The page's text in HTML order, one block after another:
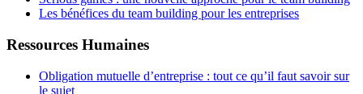
Les bénéfices du team building pour les entreprises
Ressources Humaines
Obligation mutuelle d’entreprise : tout ce qu’il faut savoir sur
le sujet